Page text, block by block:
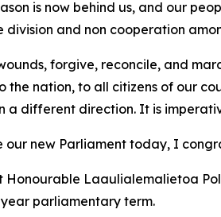
is now behind us, and our
division and non cooperation
forgive, reconcile, and
the nation, to all citizens of our
a different direction. It is
our new Parliament today, I
Honourable Laaulialemalietoa
parliamentary term.